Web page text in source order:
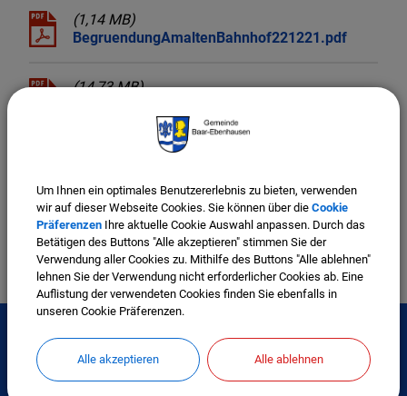
(1,14 MB)
BegruendungAmaltenBahnhof221221.pdf
(14,73 MB)
nApril2018.pdf
Interessante Links
Um Ihnen ein optimales Benutzererlebnis zu bieten, verwenden
wir auf dieser Webseite Cookies. Sie können über die Cookie
Präferenzen Ihre aktuelle Cookie Auswahl anpassen. Durch das
Betätigen des Buttons "Alle akzeptieren" stimmen Sie der
Verwendung aller Cookies zu. Mithilfe des Buttons "Alle ablehnen"
lehnen Sie der Verwendung nicht erforderlicher Cookies ab. Eine
Auflistung der verwendeten Cookies finden Sie ebenfalls in
unseren Cookie Präferenzen.
Alle akzeptieren Alle ablehnen